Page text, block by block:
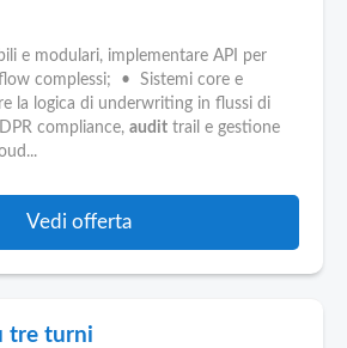
e modulari, implementare API per
complessi; • Sistemi core e
la logica di underwriting in flussi di
compliance, audit trail e gestione
Vedi offerta
tre turni